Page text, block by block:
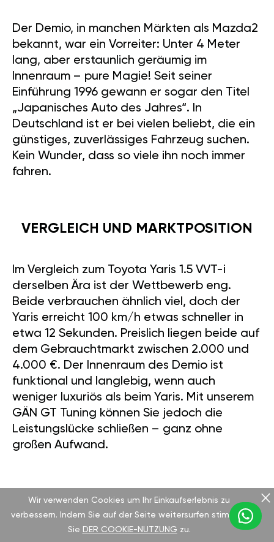
Der Demio, in manchen Märkten als Mazda2
bekannt, war ein Vorreiter: Unter 4 Meter
lang, aber erstaunlich geräumig im
Innenraum – pure Magie! Seit seiner
Einführung 1996 gewann er sogar den Titel
„Japanisches Auto des Jahres“. In
Deutschland ist er bei vielen beliebt, die ein
günstiges, zuverlässiges Fahrzeug suchen.
Kein Wunder, dass so viele ihn noch immer
fahren.
VERGLEICH UND MARKTPOSITION
Im Vergleich zum Toyota Yaris 1.5 VVT-i
derselben Ära ist der Wettbewerb eng.
Beide verbrauchen ähnlich viel, doch der
Yaris erreicht 100 km/h etwas schneller in
etwa 12 Sekunden. Preislich liegen beide auf
dem Gebrauchtmarkt zwischen 2.000 und
4.000 €. Der Innenraum des Demio ist
funktional und langlebig, wenn auch
weniger luxuriös als beim Yaris. Mit unserem
GÄN GT Tuning können Sie jedoch die
Leistungslücke schließen – ganz ohne
großen Aufwand.
LEISTUNGSSTEIGERUNG MIT GÄN
TUNING
Wir verwenden Cookies um Ihr Einkaufserlebnis zu
verbessern. Indem Sie auf der Seite weitersurfen stimmen
Sie DER COOKIE-NUTZUNG zu.